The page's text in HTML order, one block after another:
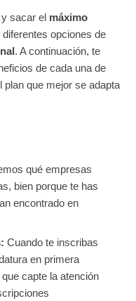
sacar el máximo
diferentes opciones de
. A continuación, te
de cada una de
plan que mejor se adapta
qué empresas
bien porque te has
encontrado en
Cuando te inscribas
en primera
capte la atención